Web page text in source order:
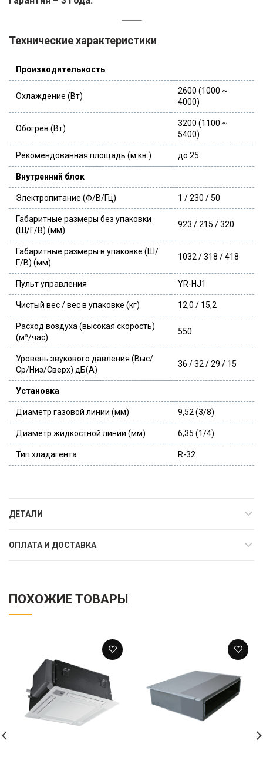
Технические характеристики
Производительность
Охлаждение (Вт)
2600 (1000 ~
4000)
Обогрев (Вт)
3200 (1100 ~
5400)
Рекомендованная площадь (м.кв.) до 25
Внутренний блок
Электропитание (Ф/В/Гц) 1 / 230 / 50
Габаритные размеры без упаковки
(Ш/Г/В) (мм)
923 / 215 / 320
Габаритные размеры в упаковке (Ш/
Г/В) (мм)
1032 / 318 / 418
Пульт управления YR-HJ1
Чистый вес / вес в упаковке (кг) 12,0 / 15,2
Расход воздуха (высокая скорость)
(м³/час)
550
Уровень звукового давления (Выс/
Ср/Низ/Сверх) дБ(А)
36 / 32 / 29 / 15
Установка
Диаметр газовой линии (мм) 9,52 (3/8)
Диаметр жидкостной линии (мм) 6,35 (1/4)
Тип хладагента R-32
ДЕТАЛИ
ОПЛАТА И ДОСТАВКА
ПОХОЖИЕ ТОВАРЫ